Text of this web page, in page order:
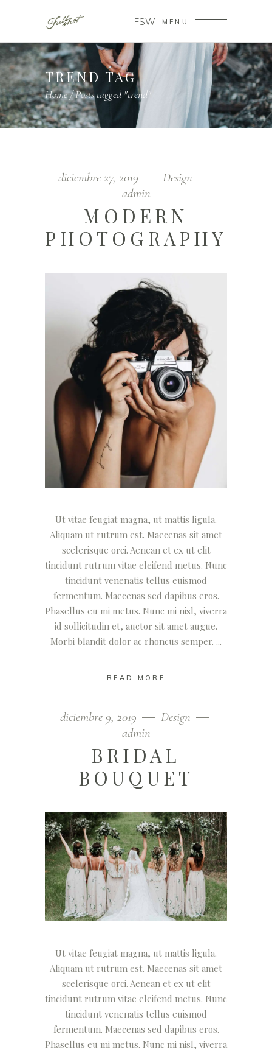
FSW MENU
TREND TAG
Home/Posts tagged "trend"
diciembre 27, 2019
Design
admin
MODERN
PHOTOGRAPHY
Ut vitae feugiat magna, ut mattis ligula.
Aliquam ut rutrum est. Maecenas sit amet
scelerisque orci. Aenean et ex ut elit
tincidunt rutrum vitae eleifend metus. Nunc
tincidunt venenatis tellus euismod
fermentum. Maecenas sed dapibus eros.
Phasellus eu mi metus. Nunc mi nisl, viverra
id sollicitudin et, auctor sit amet augue.
Morbi blandit dolor ac rhoncus semper.
READ MORE
diciembre 9, 2019
Design
admin
BRIDAL
BOUQUET
Ut vitae feugiat magna, ut mattis ligula.
Aliquam ut rutrum est. Maecenas sit amet
scelerisque orci. Aenean et ex ut elit
tincidunt rutrum vitae eleifend metus. Nunc
tincidunt venenatis tellus euismod
fermentum. Maecenas sed dapibus eros.
Phasellus eu mi metus. Nunc mi nisl, viverra